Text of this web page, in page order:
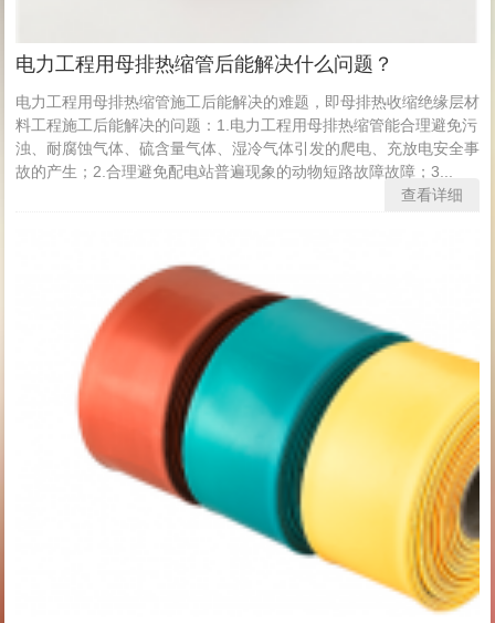
电力工程用母排热缩管后能解决什么问题？
电力工程用母排热缩管施工后能解决的难题，即母排热收缩绝缘层材
料工程施工后能解决的问题：1.电力工程用母排热缩管能合理避免污
浊、耐腐蚀气体、硫含量气体、湿冷气体引发的爬电、充放电安全事
故的产生；2.合理避免配电站普遍现象的动物短路故障故障；3...
查看详细